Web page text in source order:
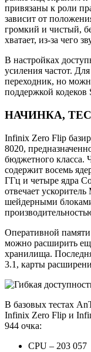
привязаны к роли
зависит от
громкий и чистый,
хватает, из-за чего
В настройках
усиления частот.
переходник, но
поддержкой
НАЧИНКА,
Infinix Zero Flip
8020,
бюджетного класса.
содержит восемь
ГГц и четыре ядра
отвечает
шейдерными
Оперативной
можно расширить
хранилища.
3.1, карты
В базовых тестах
Infinix Zero Flip и
944 очка:
CPU – 203 057